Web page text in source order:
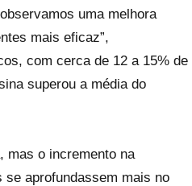
uma melhora
mais eficaz”,
com cerca de 12 a 15% de
superou a média do
mas o incremento na
aprofundassem mais no